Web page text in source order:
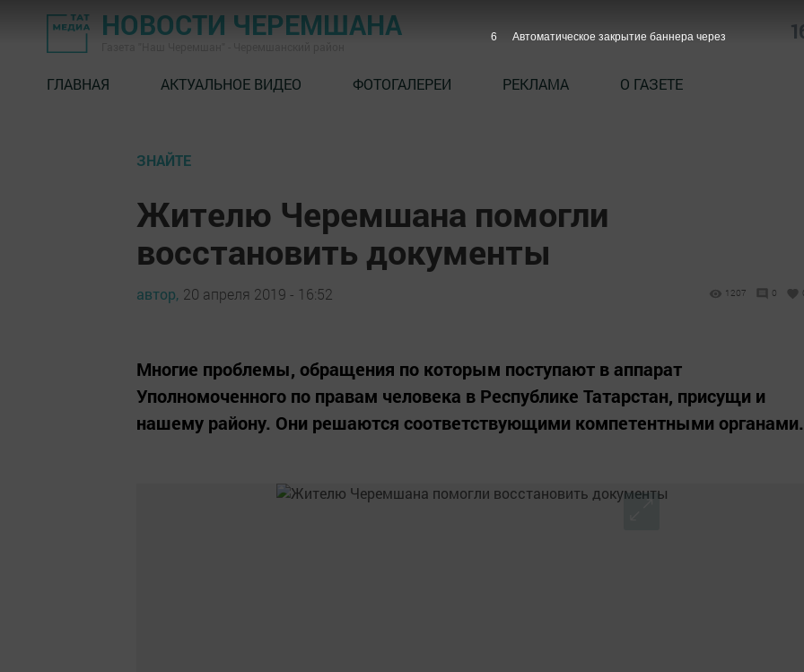
НОВОСТИ ЧЕРЕМШАНА
ГЛАВНАЯ АКТУАЛЬНОЕ ВИДЕО ФОТОГАЛЕРЕИ РЕКЛАМА О ГАЗЕТЕ
ЗНАЙТЕ
Жителю Черемшана помогли
восстановить документы
автор, 20 апреля 2019 - 16:52 1207 0
Многие проблемы, обращения по которым поступают в аппарат
Уполномоченного по правам человека в Республике Татарстан, присущи и
нашему району. Они решаются соответствующими компетентными органами.
5 Автоматическое закрытие баннера через